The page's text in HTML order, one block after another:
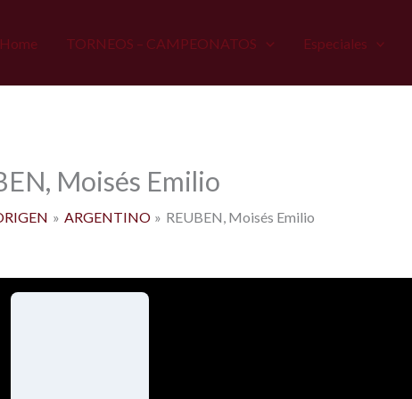
Home TORNEOS – CAMPEONATOS Especiales
Moisés Emilio
ARGENTINO REUBEN, Moisés Emilio